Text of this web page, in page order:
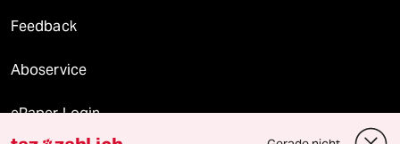
Feedback
Aboservice
ePaper Login